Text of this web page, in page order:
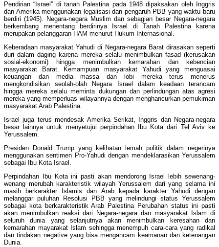
Pendirian “Israel” di tanah Palestina pada 1948 dipaksakan oleh Inggris
dan Amerika menggunakan legalisasi dan pengaruh PBB yang waktu baru
berdiri (1945). Negara-negara Muslim dan sebagian besar Negara-negara
berkembang menentang berdirinya Israel di Tanah Palestina karena
merupakan pelanggaran HAM menurut Hukum Internasional.
Keberadaan masyarakat Yahudi di Negara-negara Barat dirasakan seperti
duri dalam daging karena mereka selalu menimbulkan fasad (kerusakan
sosial-ekonomi) hingga menimbulkan kemarahan dan kebencian
masyarakat Barat. Kemampuan masyarakat Yahudi yang menguasai
keuangan dan media massa dan lobi mereka terus menerus
mengkondisikan seolah-olah Negara Israel dalam keadaan terancam
hingga mereka selalu meminta dukungan dan perlindungan atas agresi
mereka yang memperluas wilayahnya dengan menghancurkan pemukiman
masyarakat Arab Palestina.
Israel juga terus mendesak Amerika Serikat, Inggris dan Negara-negara
besar lainnya untuk menyetujui perpindahan Ibu Kota dari Tel Aviv ke
Yerussalem.
Presiden Donald Trump yang kelihatan lemah politik dalam negerinya
menggunakan sentimen Pro-Yahudi dengan mendeklarasikan Yerussalem
sebagai Ibu Kota Israel.
Perpindahan Ibu Kota ini pasti akan mendorong Israel lebih sewenang-
wenang merubah karakteristik wilayah Yerussalem dari yang selama ini
masih berkarakter Islamis dan Arab kepada karakter Yahudi dengan
melanggar puluhan Resolusi PBB yang melindungi status Yerussalem
sebagai kota berkarakteristik Arab Palestina Perubahan status ini pasti
akan menimbulkan reaksi dari Negara-negara dan masyarakat Islam di
seluruh dunia yang selanjutnya akan menimbulkan keresahan dan
kemarahan mayarakat Islam sehingga menempuh cara-cara yang radikal
dan tindakan negative yang bisa mengancam keamanan dan ketenangan
Dunia.